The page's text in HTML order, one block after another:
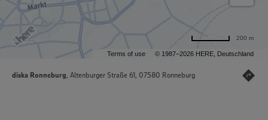
Terms of use © 1987–2026 HERE, Deutschland
200 m
diska Ronneburg, Altenburger Straße 61, 07580 Ronneburg